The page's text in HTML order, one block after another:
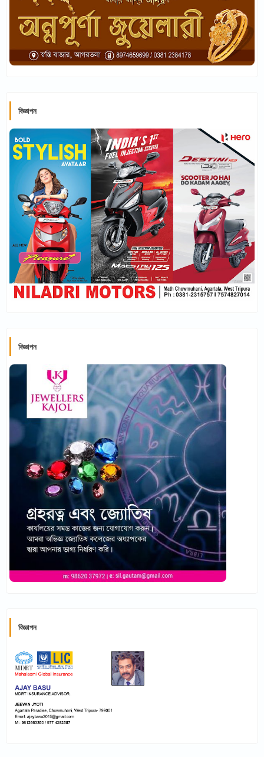
বিজ্ঞাপন
বিজ্ঞাপন
বিজ্ঞাপন